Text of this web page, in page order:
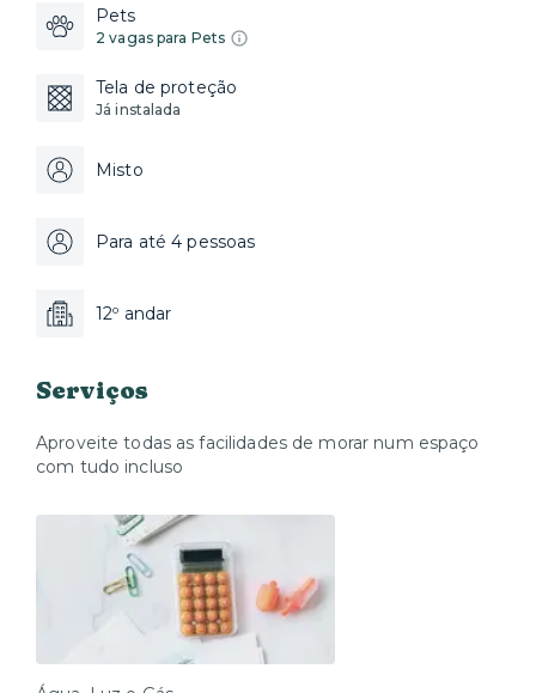
Pets
2 vagas para Pets
Tela de proteção
Já instalada
Misto
Para até 4 pessoas
12º andar
Serviços
Aproveite todas as facilidades de morar num espaço
com tudo incluso